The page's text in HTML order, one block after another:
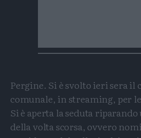
Pergine. Si è svolto ieri sera il
comunale, in streaming, per
Si è aperta la seduta
della volta scorsa, ovvero